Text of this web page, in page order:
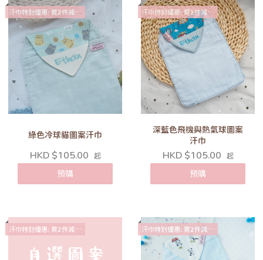
汗巾特別優惠: 買2件減$10
綠色冷球貓圖案汗巾
HKD $105.00 起
預購
汗巾特別優惠: 買2件減$10
深藍色飛機與熱氣球圖案
汗巾
HKD $105.00 起
預購
汗巾特別優惠: 買2件減$10 汗巾特別優惠: 買2件減$10